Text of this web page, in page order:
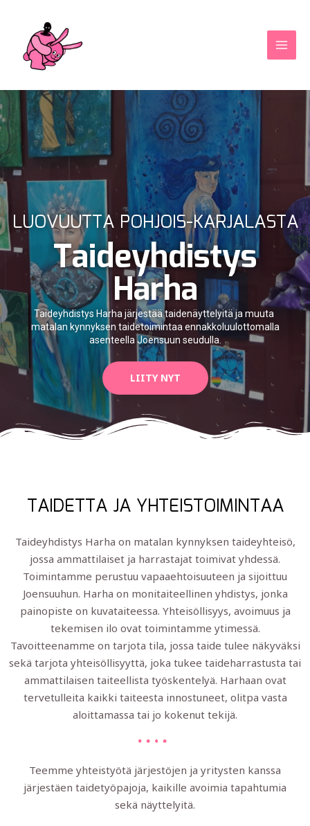
content
LUOVUUTTA POHJOIS-KARJALASTA
Taideyhdistys
Harha
Taideyhdistys Harha järjestää taidenäyttelyitä ja muuta
matalan kynnyksen taidetoimintaa ennakkoluulottomalla
asenteella Joensuun seudulla.
LIITY NYT
TAIDETTA JA YHTEISTOIMINTAA
Taideyhdistys Harha on matalan kynnyksen taideyhteisö,
jossa ammattilaiset ja harrastajat toimivat yhdessä.
Toimintamme perustuu vapaaehtoisuuteen ja sijoittuu
Joensuuhun. Harha on monitaiteellinen yhdistys, jonka
painopiste on kuvataiteessa. Yhteisöllisyys, avoimuus ja
tekemisen ilo ovat toimintamme ytimessä.
Tavoitteenamme on tarjota tila, jossa taide tulee näkyväksi
sekä tarjota yhteisöllisyyttä, joka tukee taideharrastusta tai
ammattilaisen taiteellista työskentelyä. Harhaan ovat
tervetulleita kaikki taiteesta innostuneet, olitpa vasta
aloittamassa tai jo kokenut tekijä.
Teemme yhteistyötä järjestöjen ja yritysten kanssa
järjestäen taidetyöpajoja, kaikille avoimia tapahtumia
sekä näyttelyitä.